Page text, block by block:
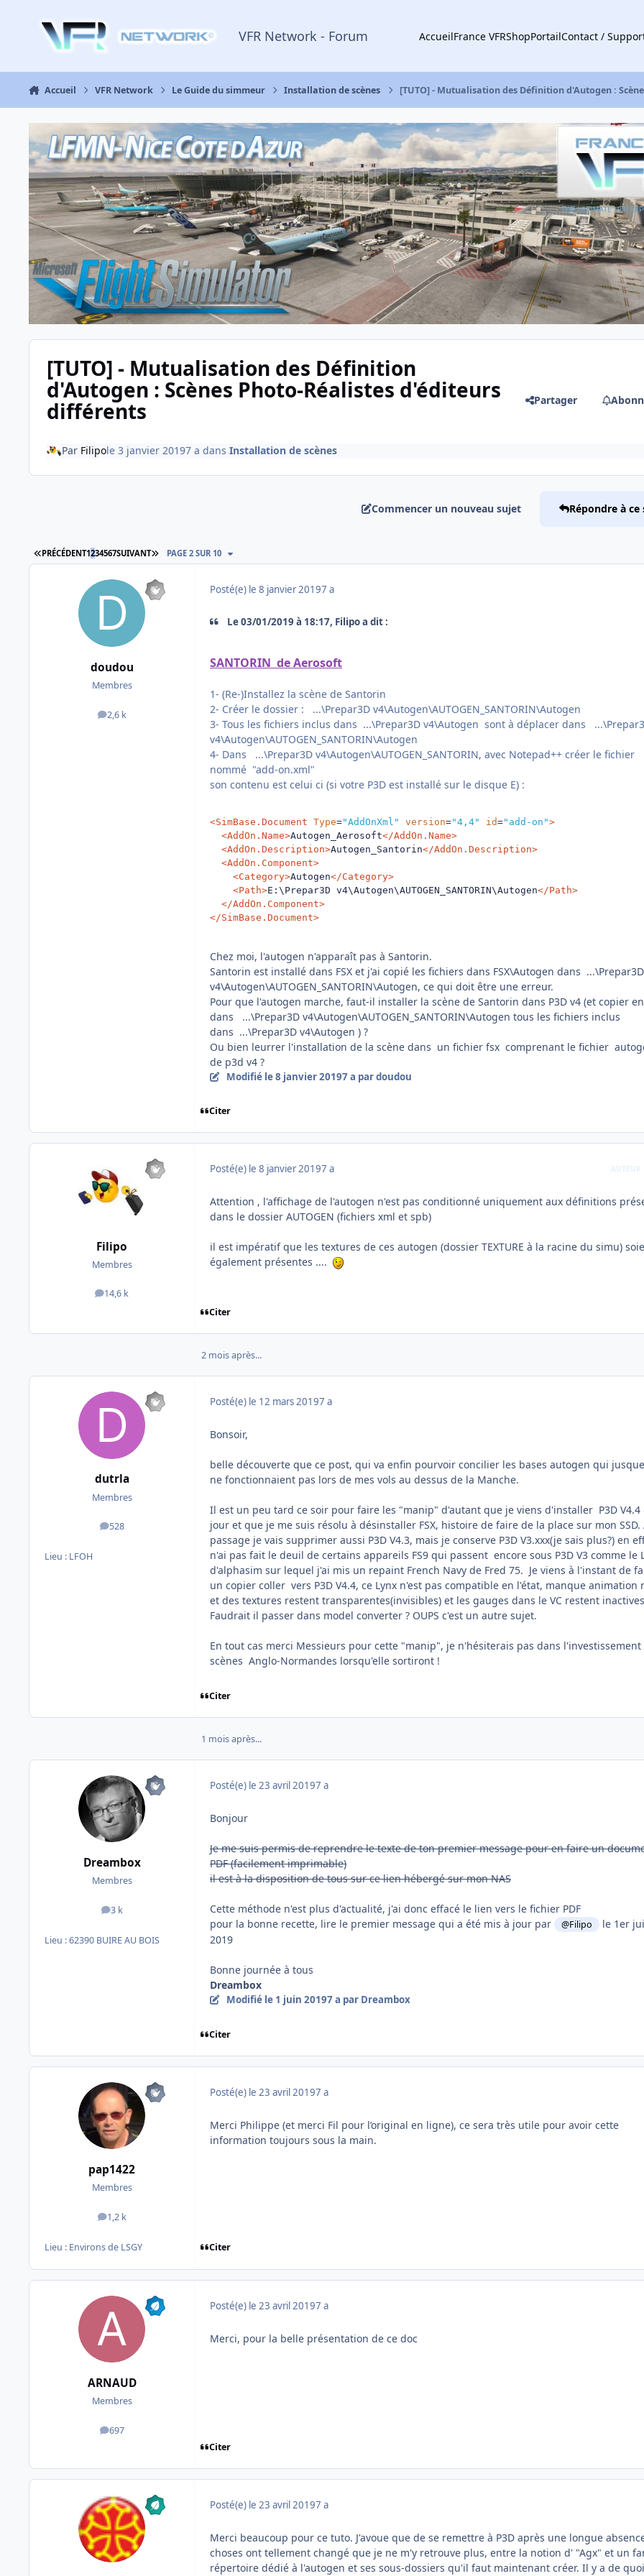
VFR Network - Forum AccueilFrance VFRShopPortailContact /
Accueil VFR Network Le Guide du simmeur Installation de scènes [TUTO] - Mutualisation des Définition d'Autogen :
[TUTO] - Mutualisation des Définition
d'Autogen : Scènes Photo-Réalistes d'éditeurs
différents Partager
Par Filipole 3 janvier 20197 a dans Installation de scènes
Commencer un nouveau sujet Répondre à ce
PREMIÈRE PAGE
PRÉCÉDENT1234567SUIVANT DERNIÈRE PAGE
PAGE 2 SUR 10
doudou
Membres
2,6 k
messages
Posté(e) le 8 janvier 20197 a
Le 03/01/2019 à 18:17, Filipo a dit :
SANTORIN de Aerosoft
1- (Re-)Installez la scène de Santorin
2- Créer le dossier : ...\Prepar3D v4\Autogen\AUTOGEN_SANTORIN\Autogen
3- Tous les fichiers inclus dans ...\Prepar3D v4\Autogen sont à déplacer dans
v4\Autogen\AUTOGEN_SANTORIN\Autogen
4- Dans ...\Prepar3D v4\Autogen\AUTOGEN_SANTORIN, avec Notepad++ créer le fichier
nommé "add-on.xml"
son contenu est celui ci (si votre P3D est installé sur le disque E) :
<SimBase.Document Type="AddOnXml" version="4,4" id="add-on">
<AddOn.Name>Autogen_Aerosoft</AddOn.Name>
<AddOn.Description>Autogen_Santorin</AddOn.Description>
<AddOn.Component>
<Category>Autogen</Category>
<Path>E:\Prepar3D v4\Autogen\AUTOGEN_SANTORIN\Autogen</Path>
</AddOn.Component>
</SimBase.Document>
Chez moi, l'autogen n'apparaît pas à Santorin.
Santorin est installé dans FSX et j'ai copié les fichiers dans FSX\Autogen dans ...\Prepar3D
v4\Autogen\AUTOGEN_SANTORIN\Autogen, ce qui doit être une erreur.
Pour que l'autogen marche, faut-il installer la scène de Santorin dans P3D v4 (et copier
dans ...\Prepar3D v4\Autogen\AUTOGEN_SANTORIN\Autogen tous les fichiers inclus
dans ...\Prepar3D v4\Autogen ) ?
Ou bien leurrer l'installation de la scène dans un fichier fsx comprenant le fichier
de p3d v4 ?
Modifié le 8 janvier 20197 a par doudou
Citer
Filipo
Membres
14,6 k
messages
Posté(e) le 8 janvier 20197 a AUTEUR
Attention , l'affichage de l'autogen n'est pas conditionné uniquement aux définitions
dans le dossier AUTOGEN (fichiers xml et spb)
il est impératif que les textures de ces autogen (dossier TEXTURE à la racine du simu)
également présentes ....
Citer
2 mois après...
dutrla
Membres
528
messages
Lieu : LFOH
Posté(e) le 12 mars 20197 a
Bonsoir,
belle découverte que ce post, qui va enfin pourvoir concilier les bases autogen qui
ne fonctionnaient pas lors de mes vols au dessus de la Manche.
Il est un peu tard ce soir pour faire les "manip" d'autant que je viens d'installer P3D V4.4
jour et que je me suis résolu à désinstaller FSX, histoire de faire de la place sur mon SSD.
passage je vais supprimer aussi P3D V4.3, mais je conserve P3D V3.xxx(je sais plus?) en
n'ai pas fait le deuil de certains appareils FS9 qui passent encore sous P3D V3 comme le
d'alphasim sur lequel j'ai mis un repaint French Navy de Fred 75. Je viens à l'instant de
un copier coller vers P3D V4.4, ce Lynx n'est pas compatible en l'état, manque animation
et des textures restent transparentes(invisibles) et les gauges dans le VC restent
Faudrait il passer dans model converter ? OUPS c'est un autre sujet.
En tout cas merci Messieurs pour cette "manip", je n'hésiterais pas dans l'investissement
scènes Anglo-Normandes lorsqu'elle sortiront !
Citer
1 mois après...
Dreambox
Membres
3 k
messages
Lieu :62390 BUIRE AU BOIS
Posté(e) le 23 avril 20197 a
Bonjour
Je me suis permis de reprendre le texte de ton premier message pour en faire un
PDF (facilement imprimable)
il est à la disposition de tous sur ce lien hébergé sur mon NAS
Cette méthode n'est plus d'actualité, j'ai donc effacé le lien vers le fichier PDF
pour la bonne recette, lire le premier message qui a été mis à jour par
@Filipo
le 1er
2019
Bonne journée à tous
Dreambox
Modifié le 1 juin 20197 a par Dreambox
Citer
pap1422
Membres
1,2 k
messages
Lieu : Environs de LSGY
Posté(e) le 23 avril 20197 a
Merci Philippe (et merci Fil pour l’original en ligne), ce sera très utile pour avoir cette
information toujours sous la main.
Citer
ARNAUD
Membres
697
messages
Posté(e) le 23 avril 20197 a
Merci, pour la belle présentation de ce doc
Citer
Posté(e) le 23 avril 20197 a
Merci beaucoup pour ce tuto. J'avoue que de se remettre à P3D après une longue
choses ont tellement changé que je ne m'y retrouve plus, entre la notion d' "Agx" et un
répertoire dédié à l'autogen et ses sous-dossiers qu'il faut maintenant créer. Il y a de quoi